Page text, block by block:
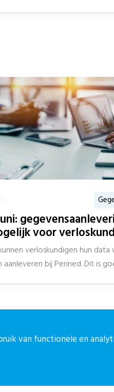
voor
verloskundigen hun
aanleveren bij Perined. Dit is
Contact
van functionele en